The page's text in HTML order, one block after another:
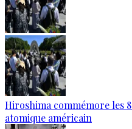
Hiroshima commémore les
atomique américain